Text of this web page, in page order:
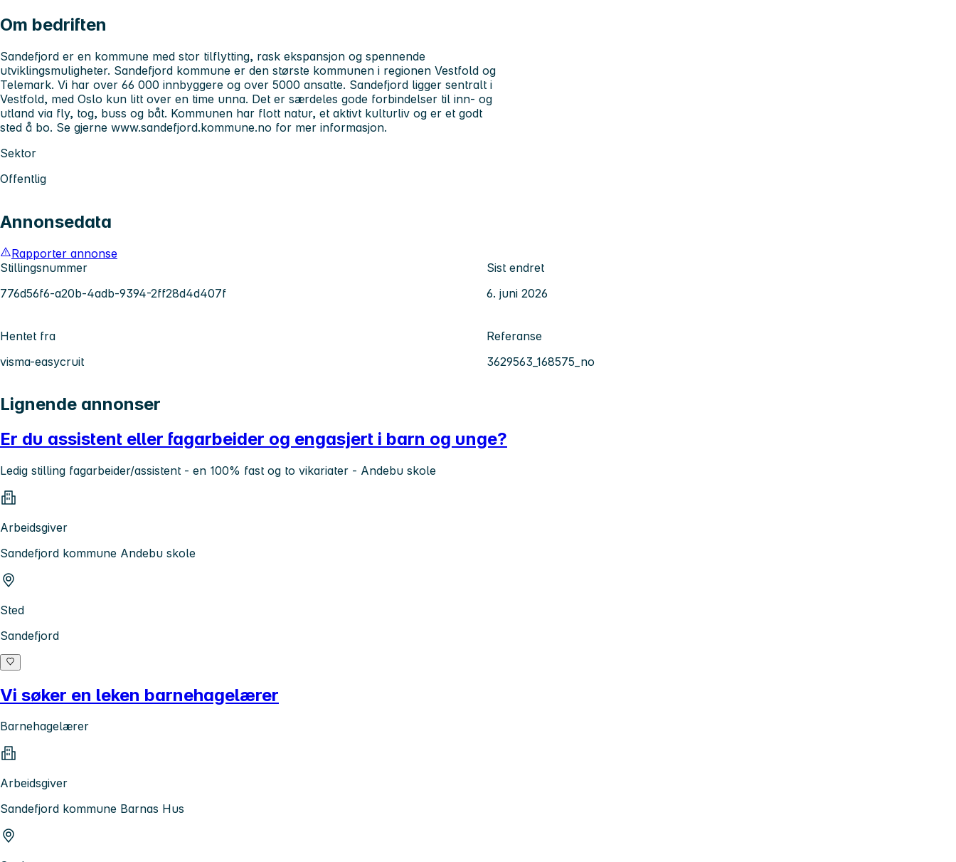
Om bedriften
Sandefjord er en kommune med stor tilflytting, rask ekspansjon og spennende
utviklingsmuligheter. Sandefjord kommune er den største kommunen i regionen Vestfold og
Telemark. Vi har over 66 000 innbyggere og over 5000 ansatte. Sandefjord ligger sentralt i
Vestfold, med Oslo kun litt over en time unna. Det er særdeles gode forbindelser til inn- og
utland via fly, tog, buss og båt. Kommunen har flott natur, et aktivt kulturliv og er et godt
sted å bo. Se gjerne www.sandefjord.kommune.no for mer informasjon.
Sektor
Offentlig
Annonsedata
Rapporter annonse
Stillingsnummer
776d56f6-a20b-4adb-9394-2ff28d4d407f
Sist endret
6. juni 2026
Hentet fra
visma-easycruit
Referanse
3629563_168575_no
Lignende annonser
Er du assistent eller fagarbeider og engasjert i barn og unge?
Ledig stilling fagarbeider/assistent - en 100% fast og to vikariater - Andebu skole
Arbeidsgiver
Sandefjord kommune Andebu skole
Sted
Sandefjord
Vi søker en leken barnehagelærer
Barnehagelærer
Arbeidsgiver
Sandefjord kommune Barnas Hus